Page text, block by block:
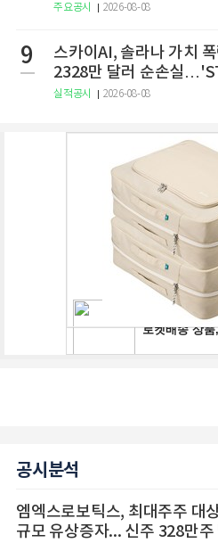
주요공시 2026-08-08
9
스카이AI, 솔라나 가치 폭
2328만 달러 순손실
사명·티커 변경 완료
실적공시 2026-08-08
공시분석
엠엑스로보틱스, 최대주주 대
규모 유상증자... 신주 328만주